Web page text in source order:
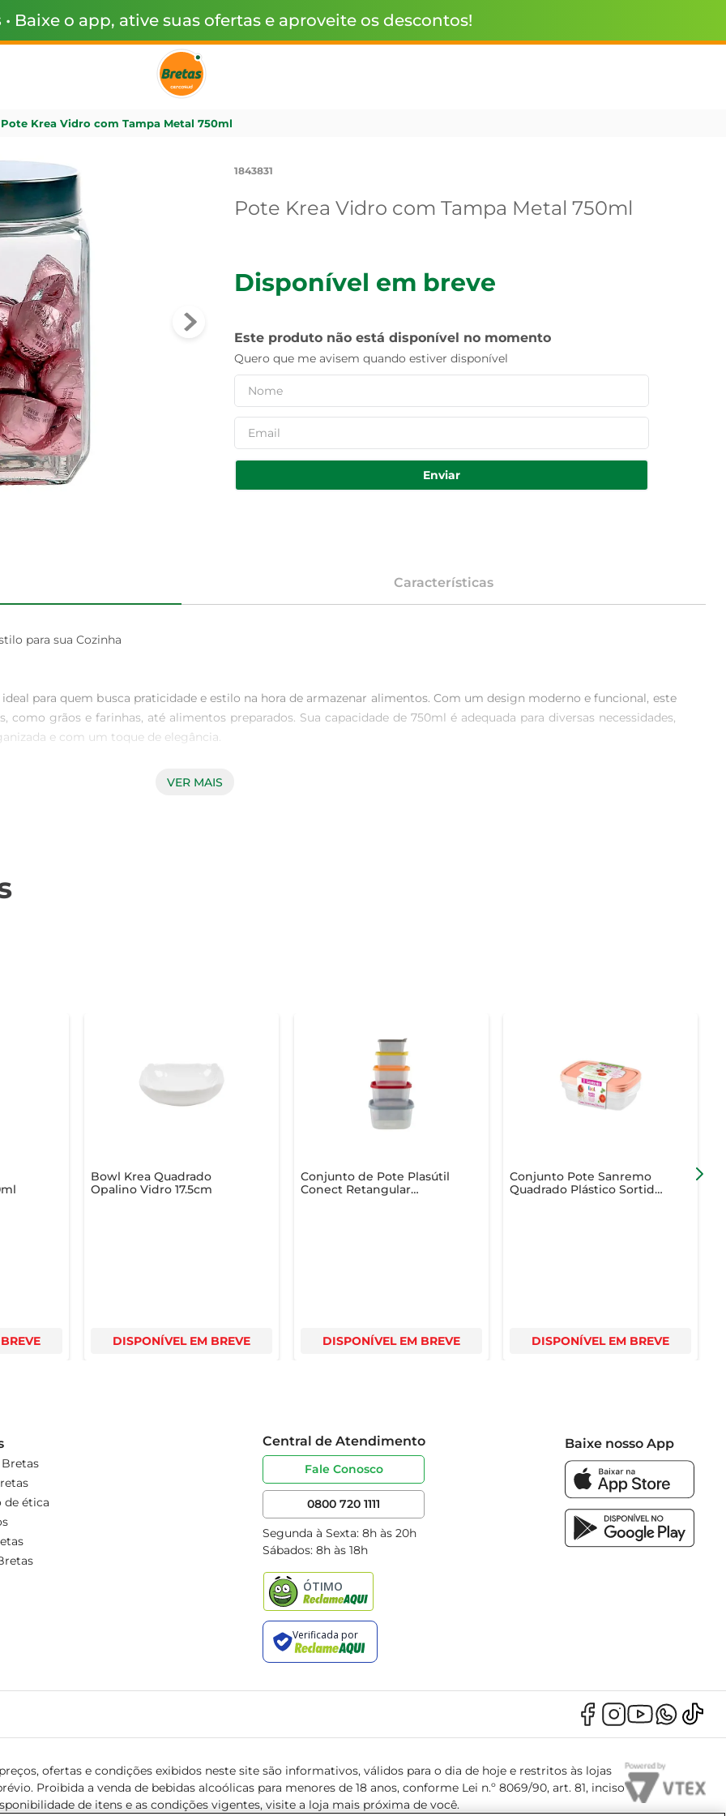
• Baixe o app, ative suas ofertas e aproveite os descontos!
Pote Krea Vidro com Tampa Metal 750ml
1843831
Pote Krea Vidro com Tampa Metal 750ml
Disponível em breve
Este produto não está disponível no momento
Quero que me avisem quando estiver disponível
Enviar
Características
para sua Cozinha
para quem busca praticidade e estilo na hora de armazenar alimentos. Com um design moderno e funcional, este
grãos e farinhas, até alimentos preparados. Sua capacidade de 750ml é adequada para diversas necessidades,
e com um toque de elegância.
ambiente. Seu acabamento em vidro e a tampa metálica conferem um charme especial, tornando-o não
e armazenamento
VER MAIS
Bowl Krea Quadrado
Opalino Vidro 17.5cm
DISPONÍVEL EM BREVE
Conjunto de Pote Plasútil
Conect Retangular
DISPONÍVEL EM BREVE
Conjunto Pote Sanremo
Quadrado Plástico Sortido
DISPONÍVEL EM BREVE
de ética
Central de Atendimento
Fale Conosco
0800 720 1111
Segunda à Sexta: 8h às 20h
Sábados: 8h às 18h
Baixe nosso App
ofertas e condições exibidos neste site são informativos, válidos para o dia de hoje e restritos às lojas
Proibida a venda de bebidas alcoólicas para menores de 18 anos, conforme Lei n.º 8069/90, art. 81, inciso
de itens e as condições vigentes, visite a loja mais próxima de você.